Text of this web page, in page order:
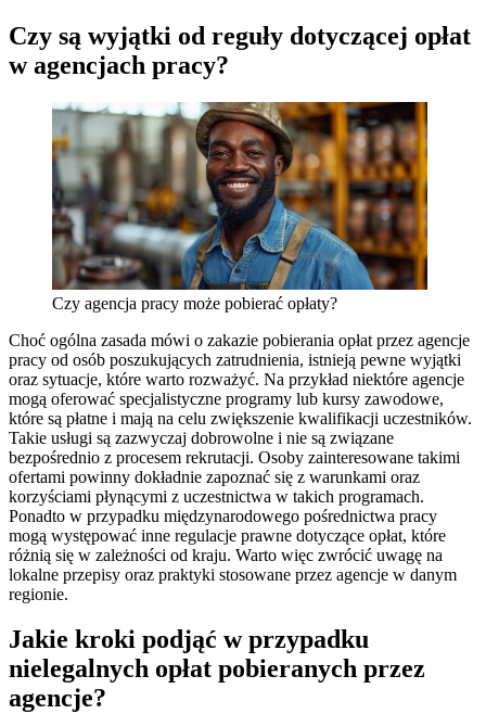
Czy są wyjątki od reguły dotyczącej opłat
w agencjach pracy?
Czy agencja pracy może pobierać opłaty?
Choć ogólna zasada mówi o zakazie pobierania opłat przez agencje
pracy od osób poszukujących zatrudnienia, istnieją pewne wyjątki
oraz sytuacje, które warto rozważyć. Na przykład niektóre agencje
mogą oferować specjalistyczne programy lub kursy zawodowe,
które są płatne i mają na celu zwiększenie kwalifikacji uczestników.
Takie usługi są zazwyczaj dobrowolne i nie są związane
bezpośrednio z procesem rekrutacji. Osoby zainteresowane takimi
ofertami powinny dokładnie zapoznać się z warunkami oraz
korzyściami płynącymi z uczestnictwa w takich programach.
Ponadto w przypadku międzynarodowego pośrednictwa pracy
mogą występować inne regulacje prawne dotyczące opłat, które
różnią się w zależności od kraju. Warto więc zwrócić uwagę na
lokalne przepisy oraz praktyki stosowane przez agencje w danym
regionie.
Jakie kroki podjąć w przypadku
nielegalnych opłat pobieranych przez
agencje?